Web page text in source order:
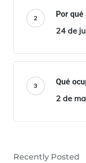
Por
24 de
Qué
2 de
Recently Posted